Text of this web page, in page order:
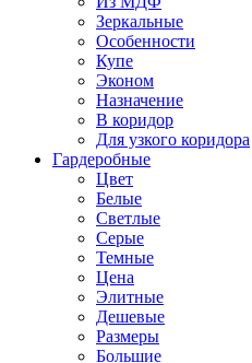
Зеркальные
Особенности
Купе
Эконом
Назначение
В коридор
Для узкого коридора
Гардеробные
Цвет
Белые
Светлые
Серые
Темные
Цена
Элитные
Дешевые
Размеры
Большие